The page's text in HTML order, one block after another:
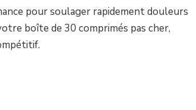
pour soulager rapidement douleurs
boîte de 30 comprimés pas cher,